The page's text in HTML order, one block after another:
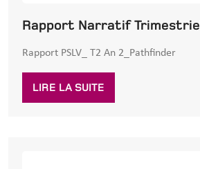
Rapport Narratif
Rapport PSLV_ T2 An 2_Pathfinder
LIRE LA SUITE